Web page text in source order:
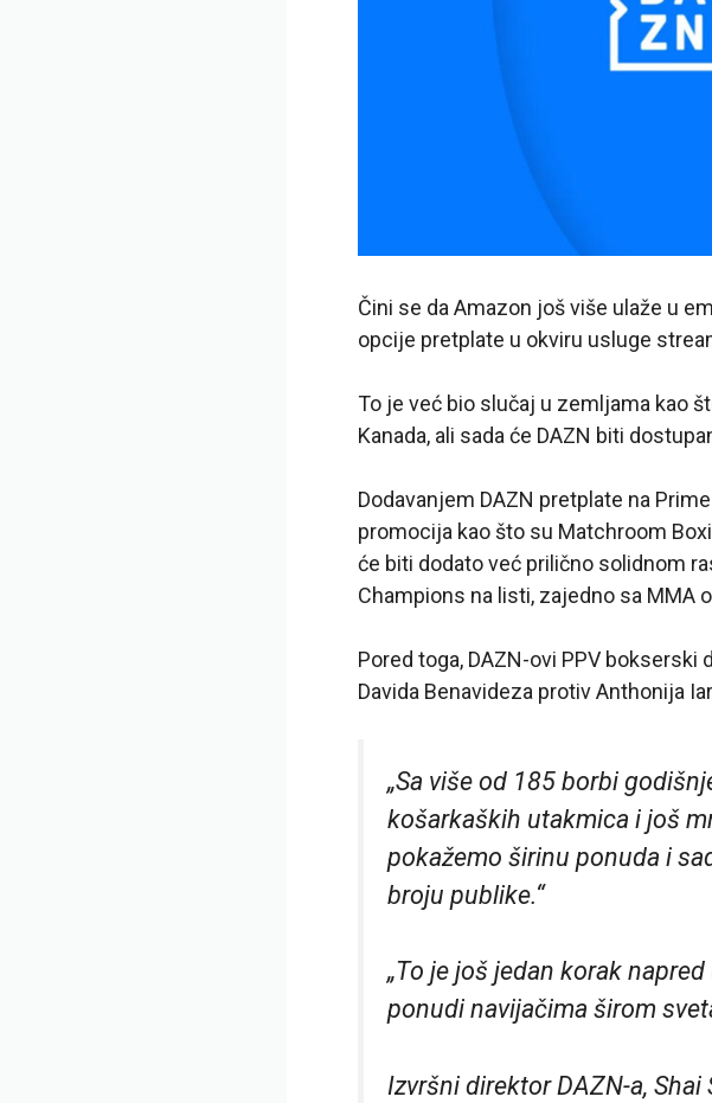
Čini se da Amazon još više ulaže u
opcije pretplate u okviru usluge
To je već bio slučaj u zemljama kao
Kanada, ali sada će DAZN biti
Dodavanjem DAZN pretplate na
promocija kao što su Matchroom
će biti dodato već prilično solidnom
Champions na listi, zajedno sa MMA
Pored toga, DAZN-ovi PPV
Davida Benavideza protiv Anthonija
„Sa više od 185 borbi
košarkaških utakmica i još
pokažemo širinu ponuda i
broju publike.“
„To je još jedan korak
ponudi navijačima širom
Izvršni direktor DAZN-a, Shai